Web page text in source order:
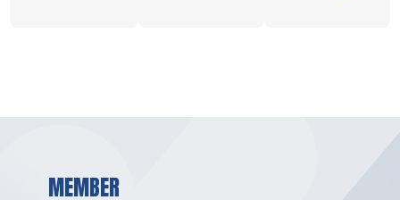
MEMBER